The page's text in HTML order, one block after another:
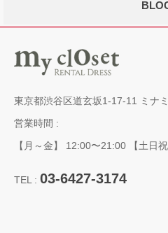
東京都渋谷区道玄坂1-17-11 ミナ
営業時間 :
【月～金】 12:00〜21:00 【土日
TEL : 03-6427-3174